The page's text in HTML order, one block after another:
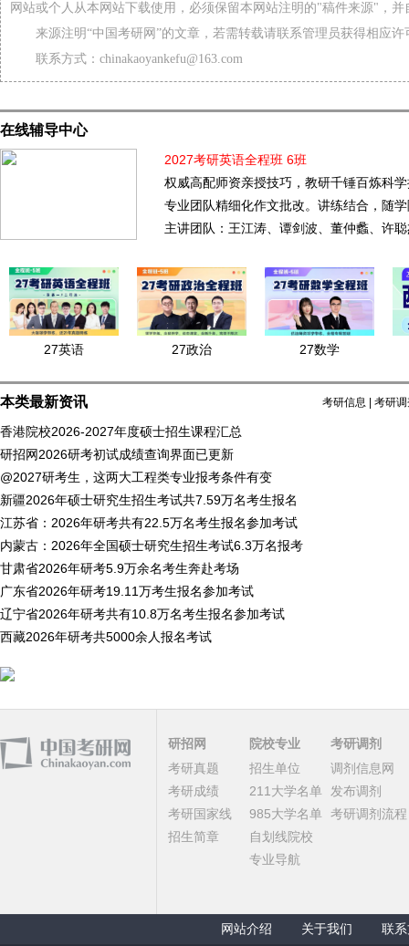
网站或个人从本网站下载使用，必须保留本网站注明的"稿件来源"，
来源注明“中国考研网”的文章，若需转载请联系管理员获得相应许
联系方式：chinakaoyankefu@163.com
在线辅导中心
2027考研英语全程班 6班
权威高配师资亲授技巧，教研千锤百炼科
专业团队精细化作文批改。讲练结合，随
主讲团队：王江涛、谭剑波、董仲蠡、许
27英语 27政治 27数学
本类最新资讯 考研信息 考研
香港院校2026-2027年度硕士招生课程汇总
研招网2026研考初试成绩查询界面已更新
@2027研考生，这两大工程类专业报考条件有变
新疆2026年硕士研究生招生考试共7.59万名考生报名
江苏省：2026年研考共有22.5万名考生报名参加考试
内蒙古：2026年全国硕士研究生招生考试6.3万名报考
甘肃省2026年研考5.9万余名考生奔赴考场
广东省2026年研考19.11万考生报名参加考试
辽宁省2026年研考共有10.8万名考生报名参加考试
西藏2026年研考共5000余人报名考试
研招网
考研真题
考研成绩
考研国家线
招生简章
院校专业
招生单位
211大学名单
985大学名单
自划线院校
专业导航
考研调剂
调剂信息网
发布调剂
考研调剂流程
网站介绍 关于我们 联